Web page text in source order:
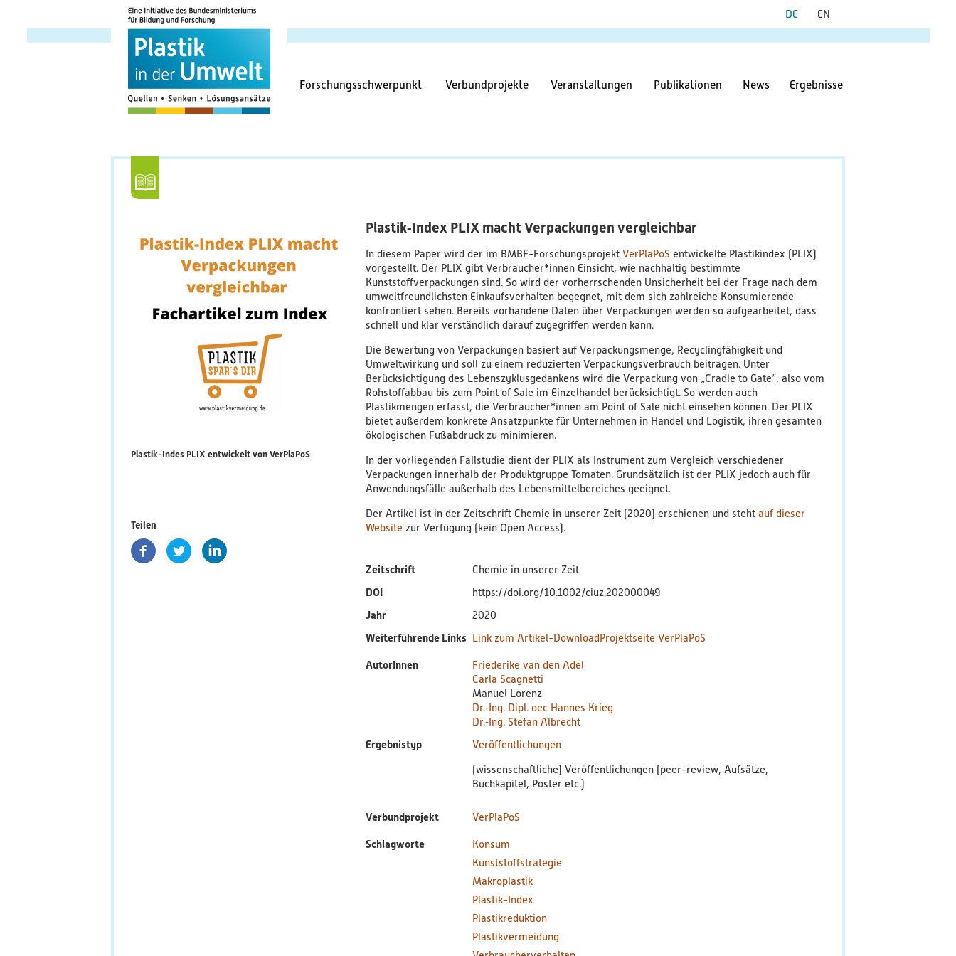
Forschungsschwerpunkt Verbundprojekte Veranstaltungen Publikationen News Ergebnisse
Plastik-Indes PLIX entwickelt von VerPlaPoS
Teilen
Plastik‐Index PLIX macht Verpackungen vergleichbar
In diesem Paper wird der im BMBF-ForschungsprojektVerPlaPoS entwickelte Plastikindex (PLIX)
vorgestellt. Der PLIX gibt Verbraucher*innen Einsicht, wie nachhaltig bestimmte
Kunststoffverpackungen sind. So wird der vorherrschenden Unsicherheit bei der Frage nach dem
umweltfreundlichsten Einkaufsverhalten begegnet, mit dem sich zahlreiche Konsumierende
konfrontiert sehen. Bereits vorhandene Daten über Verpackungen werden so aufgearbeitet, dass
schnell und klar verständlich darauf zugegriffen werden kann.
Die Bewertung von Verpackungen basiert auf Verpackungsmenge, Recyclingfähigkeit und
Umweltwirkung und soll zu einem reduzierten Verpackungsverbrauch beitragen. Unter
Berücksichtigung des Lebenszyklusgedankens wird die Verpackung von „Cradle to Gate“, also vom
Rohstoffabbau bis zum Point of Sale im Einzelhandel berücksichtigt. So werden auch
Plastikmengen erfasst, die Verbraucher*innen am Point of Sale nicht einsehen können. Der PLIX
bietet außerdem konkrete Ansatzpunkte für Unternehmen in Handel und Logistik, ihren gesamten
ökologischen Fußabdruck zu minimieren.
In der vorliegenden Fallstudie dient der PLIX als Instrument zum Vergleich verschiedener
Verpackungen innerhalb der Produktgruppe Tomaten. Grundsätzlich ist der PLIX jedoch auch für
Anwendungsfälle außerhalb des Lebensmittelbereiches geeignet.
Der Artikel ist in der Zeitschrift Chemie in unserer Zeit (2020) erschienen und stehtauf dieser
Website zur Verfügung (kein Open Access).
Zeitschrift
Chemie in unserer Zeit
DOI
https://doi.org/10.1002/ciuz.202000049
Jahr
2020
Weiterführende Links Link zum Artikel-DownloadProjektseite VerPlaPoS
Autor
Friederike van den Adel
Carla Scagnetti
Manuel Lorenz
Dr.‐Ing. Dipl. oec Hannes Krieg
Dr.‐Ing. Stefan Albrecht
AutorInnen
Ergebnistyp
Veröffentlichungen
(wissenschaftliche) Veröffentlichungen (peer-review, Aufsätze,
Buchkapitel, Poster etc.)
Verbundprojekt VerPlaPoS
Schlagworte
Konsum
Kunststoffstrategie
Makroplastik
Plastik-Index
Plastikreduktion
Plastikvermeidung